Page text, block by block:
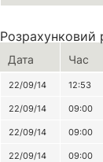
Розрахунковий
Дата Час
22/09/14 12:53
22/09/14 09:00
22/09/14 09:00
22/09/14 09:00